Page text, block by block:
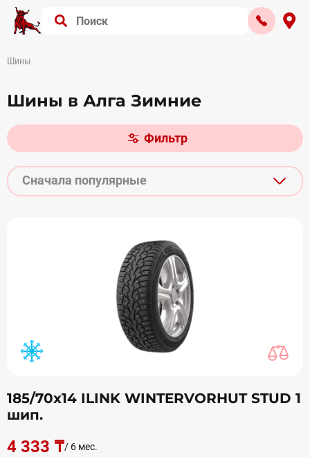
Шины
Шины в Алга Зимние
Фильтр
Сначала популярные
185/70х14 ILINK WINTERVORHUT STUD 1
шип.
4 333 ₸/ 6 мес.